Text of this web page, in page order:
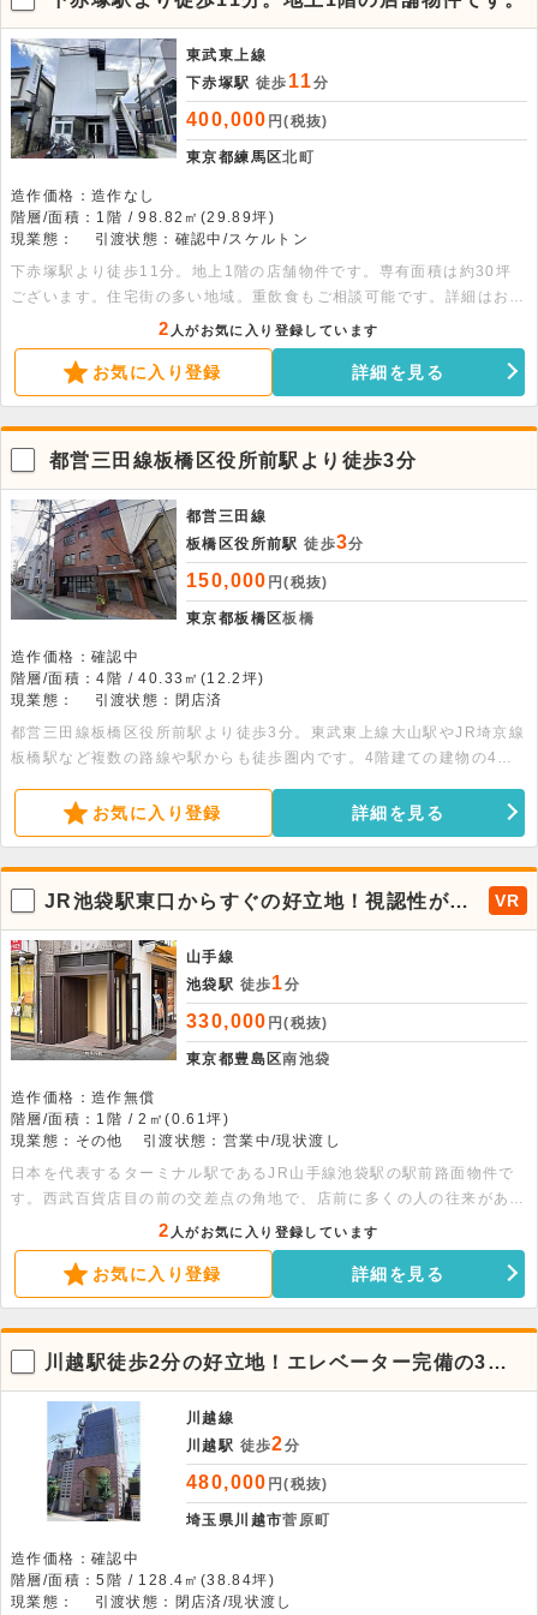
東武東上線
下赤塚駅 徒歩 11分
400,000 円(税抜)
東京都練馬区北町
造作価格：造作なし
階層/面積：1階 / 98.82㎡(29.89坪)
現業態：
引渡状態：確認中/スケルトン
下赤塚駅より徒歩11分。地上1階の店舗物件です。専有面積は約30坪
ございます。住宅街の多い地域。重飲食もご相談可能です。詳細はお問
2 人がお気に入り登録しています
お気に入り登録 詳細を見る
都営三田線板橋区役所前駅より徒歩3分
都営三田線
板橋区役所前駅 徒歩3分
150,000 円(税抜)
東京都板橋区板橋
造作価格：確認中
階層/面積：4階 / 40.33㎡(12.2坪)
現業態：
引渡状態：閉店済
都営三田線板橋区役所前駅より徒歩3分。東武東上線大山駅やJR埼京線
板橋駅など複数の路線や駅からも徒歩圏内です。4階建ての建物の4階
お気に入り登録 詳細を見る
JR池袋駅東口からすぐの好立地！視認性が良
く広告効果が大きい小箱物件
VR
山手線
池袋駅 徒歩1分
330,000 円(税抜)
東京都豊島区南池袋
造作価格：造作無償
階層/面積：1階 / 2㎡(0.61坪)
現業態：その他
引渡状態：営業中/現状渡し
日本を代表するターミナル駅であるJR山手線池袋駅の駅前路面物件で
す。西武百貨店目の前の交差点の角地で、店前に多くの人の往来がある
ことに加え、横断歩道の前に位置しており、適度に人が滞留するため広
告効果が高い物件です。極小スペースでも対応可能な物販店・サービス
店・広告・展示スペースにおすすめです。※ファサード写真は現況と異
なりますが、引き渡し状態は左上写真の通りとなります。
2 人がお気に入り登録しています
お気に入り登録 詳細を見る
川越駅徒歩2分の好立地！エレベーター完備の3階
店舗スペース
川越線
川越駅 徒歩2分
480,000 円(税抜)
埼玉県川越市菅原町
造作価格：確認中
階層/面積：5階 / 128.4㎡(38.84坪)
現業態：
引渡状態：閉店済/現状渡し